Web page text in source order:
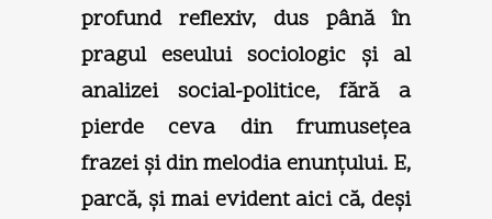
profund reflexiv, dus până în
pragul eseului sociologic şi al
analizei social-politice, fără a
pierde ceva din frumuseţea
frazei şi din melodia enunţului. E,
parcă, şi mai evident aici că, deşi